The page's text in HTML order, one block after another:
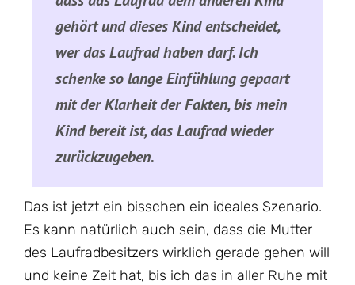
gehört und dieses Kind entscheidet,
wer das Laufrad haben darf. Ich
schenke so lange Einfühlung gepaart
mit der Klarheit der Fakten, bis mein
Kind bereit ist, das Laufrad wieder
zurückzugeben.
Das ist jetzt ein bisschen ein ideales Szenario.
Es kann natürlich auch sein, dass die Mutter
des Laufradbesitzers wirklich gerade gehen will
und keine Zeit hat, bis ich das in aller Ruhe mit